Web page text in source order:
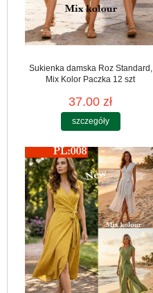
Sukienka damska Roz Standard,
Mix Kolor Paczka 12 szt
37.00 zł
szczegóły